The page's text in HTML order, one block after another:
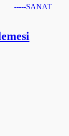
-----SANAT